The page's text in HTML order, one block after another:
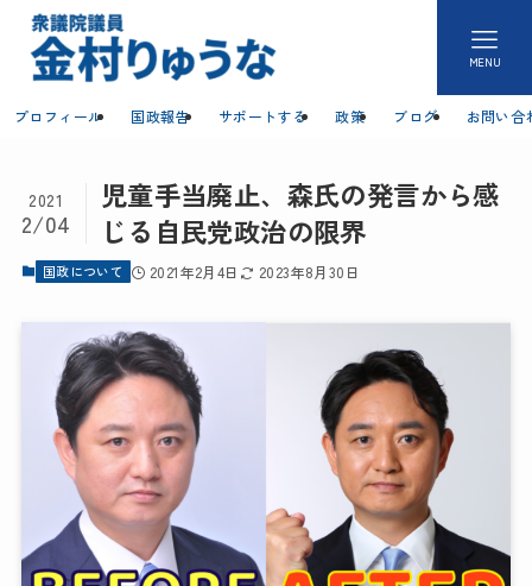
MENU
プロフィール 国政報告 サポートする 政策 ブログ お問い合
児童手当廃止、森氏の発言から感
じる自民党政治の限界
2021
2/04
国政について 2021年2月4日 2023年8月30日